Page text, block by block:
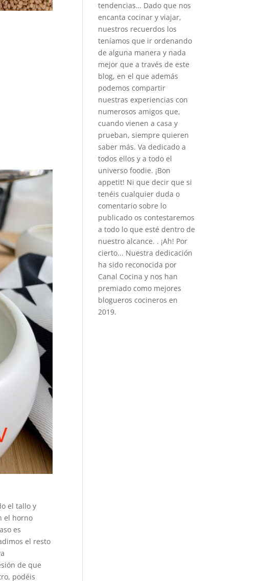
el tallo y
el horno
es
el resto
de que
podéis
tendencias… Dado que nos
encanta cocinar y viajar,
nuestros recuerdos los
teníamos que ir ordenando
de alguna manera y nada
mejor que a través de este
blog, en el que además
podemos compartir
nuestras experiencias con
numerosos amigos que,
cuando vienen a casa y
prueban, siempre quieren
saber más. Va dedicado a
todos ellos y a todo el
universo foodie. ¡Bon
appetit! Ni que decir que si
tenéis cualquier duda o
comentario sobre lo
publicado os contestaremos
a todo lo que esté dentro de
nuestro alcance. . ¡Ah! Por
cierto... Nuestra dedicación
ha sido reconocida por
Canal Cocina y nos han
premiado como mejores
blogueros cocineros en
2019.